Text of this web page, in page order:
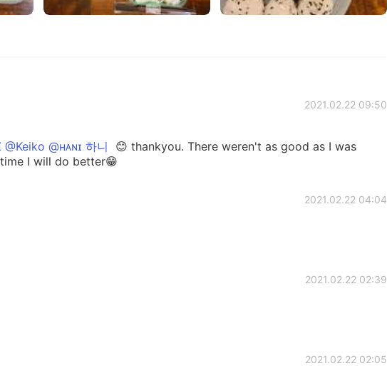
2021.02.22 09:50
@ʜᴀɴɪ 하니
😊 thankyou. There weren't as good as I was
I will do better😁
2021.02.22 04:04
2021.02.22 02:39
2021.02.22 02:05